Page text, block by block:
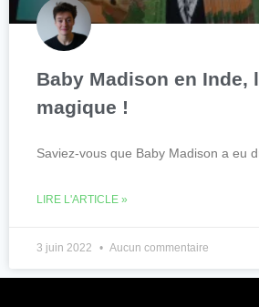
Baby Madison en Inde,
magique !
Saviez-vous que Baby Madison a eu
LIRE L'ARTICLE »
3 juin 2022 Aucun commentaire